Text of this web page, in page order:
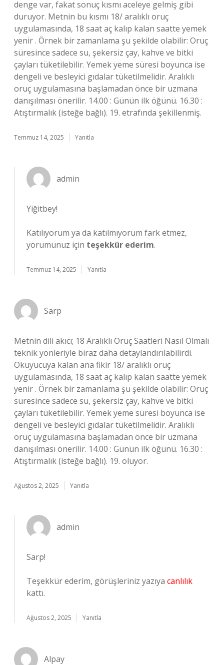
denge var, fakat sonuç kısmı aceleye gelmiş gibi
duruyor. Metnin bu kısmı 18/ aralıklı oruç
uygulamasında, 18 saat aç kalıp kalan saatte yemek
yenir . Örnek bir zamanlama şu şekilde olabilir: Oruç
süresince sadece su, şekersiz çay, kahve ve bitki
çayları tüketilebilir. Yemek yeme süresi boyunca ise
dengeli ve besleyici gıdalar tüketilmelidir. Aralıklı
oruç uygulamasına başlamadan önce bir uzmana
danışılması önerilir. 14.00 : Günün ilk öğünü. 16.30 :
Atıştırmalık (isteğe bağlı). 19. etrafında şekillenmiş.
Temmuz 14, 2025 Yanıtla
admin
Yiğitbey!
Katılıyorum ya da katılmıyorum fark etmez,
yorumunuz için teşekkür ederim.
Temmuz 14, 2025 Yanıtla
Sarp
Metnin dili akıcı; 18 Aralıklı Oruç Saatleri Nasıl Olmalı
teknik yönleriyle biraz daha detaylandırılabilirdi.
Okuyucuya kalan ana fikir 18/ aralıklı oruç
uygulamasında, 18 saat aç kalıp kalan saatte yemek
yenir . Örnek bir zamanlama şu şekilde olabilir: Oruç
süresince sadece su, şekersiz çay, kahve ve bitki
çayları tüketilebilir. Yemek yeme süresi boyunca ise
dengeli ve besleyici gıdalar tüketilmelidir. Aralıklı
oruç uygulamasına başlamadan önce bir uzmana
danışılması önerilir. 14.00 : Günün ilk öğünü. 16.30 :
Atıştırmalık (isteğe bağlı). 19. oluyor.
Ağustos 2, 2025 Yanıtla
admin
Sarp!
Teşekkür ederim, görüşleriniz yazıya canlılık
kattı.
Ağustos 2, 2025 Yanıtla
Alpay